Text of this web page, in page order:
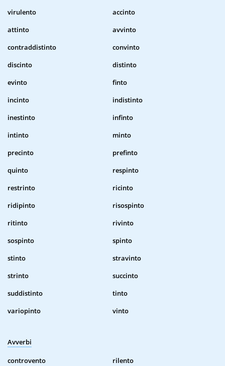
virulento
accinto
attinto
avvinto
contraddistinto
convinto
discinto
distinto
evinto
finto
incinto
indistinto
inestinto
infinto
intinto
minto
precinto
prefinto
quinto
respinto
restrinto
ricinto
ridipinto
risospinto
ritinto
rivinto
sospinto
spinto
stinto
stravinto
strinto
succinto
suddistinto
tinto
variopinto
vinto
Avverbi
controvento
rilento